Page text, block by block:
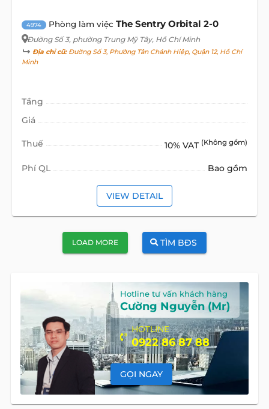
4974 Phòng làm việc The Sentry Orbital 2-0
Đường Số 3, phường Trung Mỹ Tây, Hồ Chí Minh
Địa chỉ cũ:Đường Số 3, Phường Tân Chánh Hiệp, Quận 12, Hồ Chí
Minh
Tầng
Giá
Thuế 10% VAT (Không gồm)
Phí QL Bao gồm
VIEW DETAIL
LOAD MORE TÌM BĐS
Hotline tư vấn khách hàng
Cường Nguyễn (Mr)
HOTLINE
0922 86 87 88
GỌI NGAY